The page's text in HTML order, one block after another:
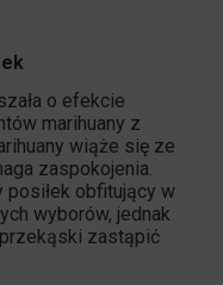
o efekcie
marihuany z
wiąże się ze
zaspokojenia.
posiłek obfitujący w
wyborów, jednak
zastąpić